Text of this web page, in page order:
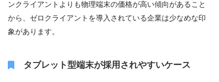
ンクライアントよりも物理端末の価格が高い傾向があること
から、ゼロクライアントを導入されている企業は少なめな印
象があります。
タブレット型端末が採用されやすいケース